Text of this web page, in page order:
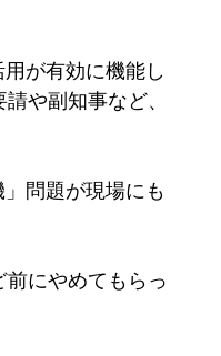
が有効に機能し
や副知事など、
問題が現場にも
前にやめてもらっ